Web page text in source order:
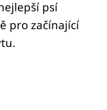
psí
pro začínající